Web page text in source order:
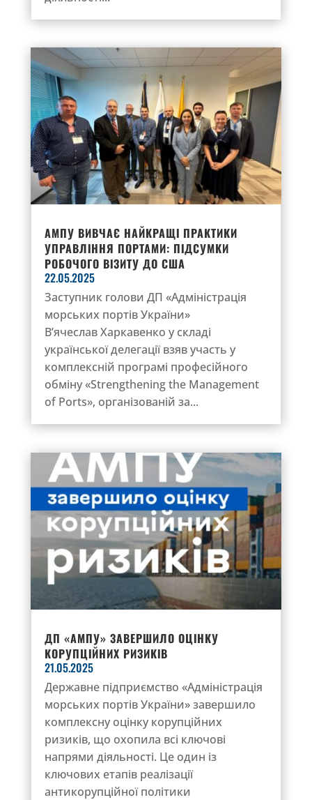
АМПУ ВИВЧАЄ НАЙКРАЩІ ПРАКТИКИ
УПРАВЛІННЯ ПОРТАМИ: ПІДСУМКИ
РОБОЧОГО ВІЗИТУ ДО США
22.05.2025
Заступник голови ДП «Адміністрація
морських портів України»
В’ячеслав Харкавенко у складі
української делегації взяв участь у
комплексній програмі професійного
обміну «Strengthening the Management
of Ports», організованій за...
ДП «АМПУ» ЗАВЕРШИЛО ОЦІНКУ
КОРУПЦІЙНИХ РИЗИКІВ
21.05.2025
Державне підприємство «Адміністрація
морських портів України» завершило
комплексну оцінку корупційних
ризиків, що охопила всі ключові
напрями діяльності. Це один із
ключових етапів реалізації
антикорупційної політики